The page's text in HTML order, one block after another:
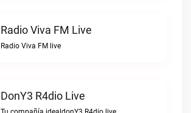
Radio Viva FM Live
Radio Viva FM live
DonY3 R4dio Live